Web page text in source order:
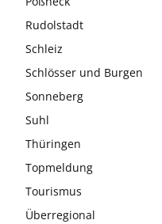
Rudolstadt
Schleiz
Schlösser und Burgen
Sonneberg
Suhl
Thüringen
Topmeldung
Tourismus
Überregional